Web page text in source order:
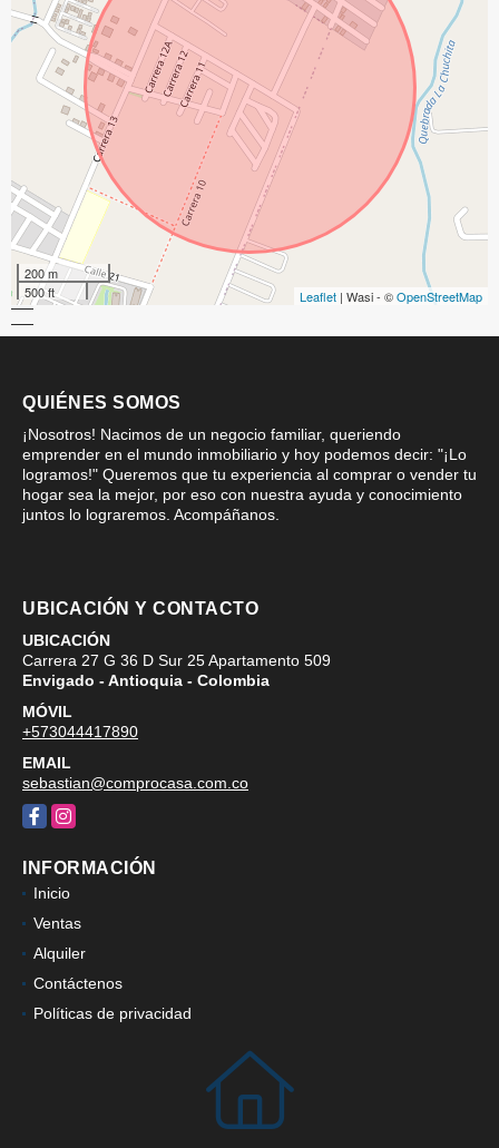
200 m
500 ft
Leaflet | Wasi - ©OpenStreetMap
QUIÉNES SOMOS
¡Nosotros! Nacimos de un negocio familiar, queriendo
emprender en el mundo inmobiliario y hoy podemos decir: "¡Lo
logramos!" Queremos que tu experiencia al comprar o vender tu
hogar sea la mejor, por eso con nuestra ayuda y conocimiento
juntos lo lograremos. Acompáñanos.
UBICACIÓN Y CONTACTO
UBICACIÓN
Carrera 27 G 36 D Sur 25 Apartamento 509
Envigado - Antioquia - Colombia
MÓVIL
+573044417890
EMAIL
sebastian@comprocasa.com.co
FacebookInstagram
INFORMACIÓN
Inicio
Ventas
Alquiler
Contáctenos
Políticas de privacidad